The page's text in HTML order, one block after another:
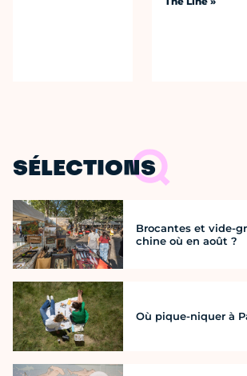
SÉLECTIONS
Brocantes et vide-
chine où en août ?
Où pique-niquer à